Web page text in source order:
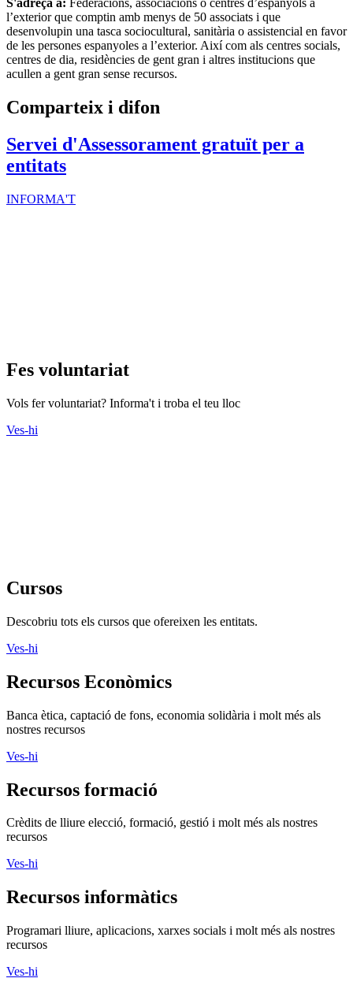
S'adreça a: Federacions, associacions o centres d’espanyols a
l’exterior que comptin amb menys de 50 associats i que
desenvolupin una tasca sociocultural, sanitària o assistencial en favor
de les persones espanyoles a l’exterior. Així com als centres socials,
centres de dia, residències de gent gran i altres institucions que
acullen a gent gran sense recursos.
Comparteix i difon
Servei d'Assessorament gratuït per a
entitats
INFORMA'T
Fes voluntariat
Vols fer voluntariat? Informa't i troba el teu lloc
Ves-hi
Cursos
Descobriu tots els cursos que ofereixen les entitats.
Ves-hi
Recursos Econòmics
Banca ètica, captació de fons, economia solidària i molt més als
nostres recursos
Ves-hi
Recursos formació
Crèdits de lliure elecció, formació, gestió i molt més als nostres
recursos
Ves-hi
Recursos informàtics
Programari lliure, aplicacions, xarxes socials i molt més als nostres
recursos
Ves-hi